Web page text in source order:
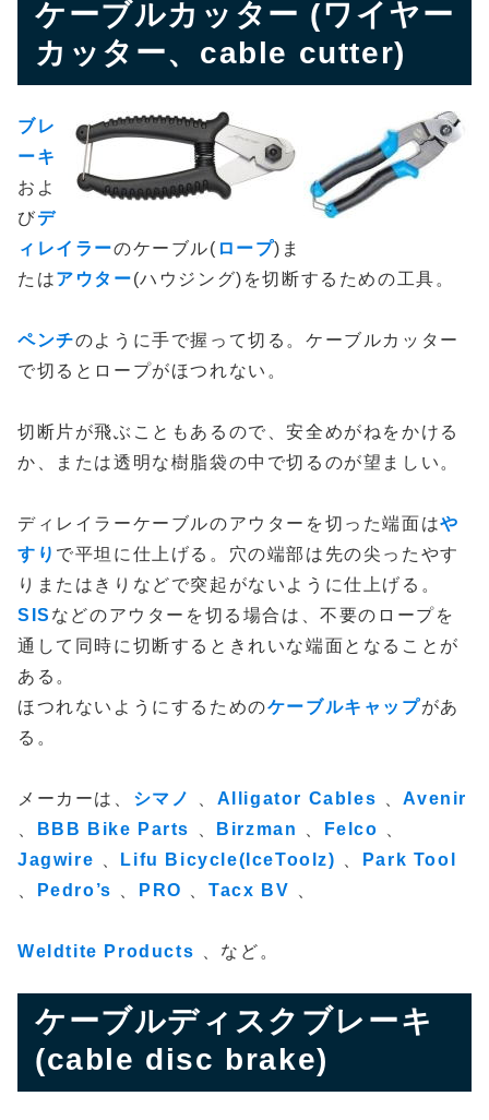
ケーブルカッター (ワイヤー
カッター、cable cutter)
ブレ
ーキ
およ
びデ
ィレイラーのケーブル( ロープ)ま
たはアウター(ハウジング)を切断するための工具。
ペンチのように手で握って切る。ケーブルカッター
で切るとロープがほつれない。
切断片が飛ぶこともあるので、安全めがねをかける
か、または透明な樹脂袋の中で切るのが望ましい。
ディレイラーケーブルのアウターを切った端面はや
すり で平坦に仕上げる。穴の端部は先の尖ったやす
りまたはきりなどで突起がないように仕上げる。
SIS などのアウターを切る場合は、不要のロープを
通して同時に切断するときれいな端面となることが
ある。
ほつれないようにするためのケーブルキャップがあ
る。
メーカーは、 シマノ Alligator Cables 、Avenir
BBB Bike Parts Birzman Felco
Jagwire
Lifu Bicycle(IceToolz)
Park Tool
Pedro’s PRO 、Tacx BV
Weldtite Products 、など。
ケーブルディスクブレーキ
(cable disc brake)